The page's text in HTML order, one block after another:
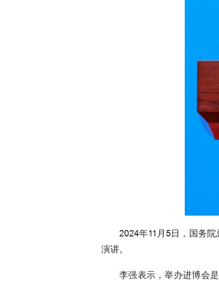
2024年11月5日，国务
演讲。
李强表示，举办进博会